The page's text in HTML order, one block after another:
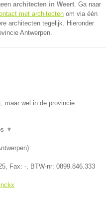
architecten in Weert. Ga naar
met architecten om via één
architecten tegelijk. Hieronder
Antwerpen.
maar wel in de provincie
▼
)
, Fax: -, BTW-nr: 0899.846.333